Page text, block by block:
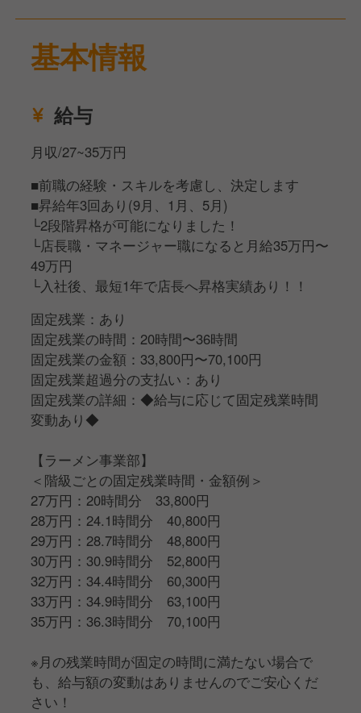
りなど幅広く学べます。
店長・MGの裁量で、スタッフが考案したメニューを
実は、『らぁ麺はやし田』や『鳳仙花』も、当社の
から生まれたブランドなんですよ☆
基本情報
給与
月収/27~35万円
■前職の経験・スキルを考慮し、決定します
■昇給年3回あり(9月、1月、5月)
└2段階昇格が可能になりました！
└店長職・マネージャー職になると月給35万円〜
49万円
└入社後、最短1年で店長へ昇格実績あり！！
固定残業：あり
固定残業の時間：20時間〜36時間
固定残業の金額：33,800円〜70,100円
固定残業超過分の支払い：あり
固定残業の詳細：◆給与に応じて固定残業時間
変動あり◆
【ラーメン事業部】
＜階級ごとの固定残業時間・金額例＞
27万円：20時間分 33,800円
28万円：24.1時間分 40,800円
29万円：28.7時間分 48,800円
30万円：30.9時間分 52,800円
32万円：34.4時間分 60,300円
33万円：34.9時間分 63,100円
35万円：36.3時間分 70,100円
※月の残業時間が固定の時間に満たない場合で
も、給与額の変動はありませんのでご安心くだ
さい！